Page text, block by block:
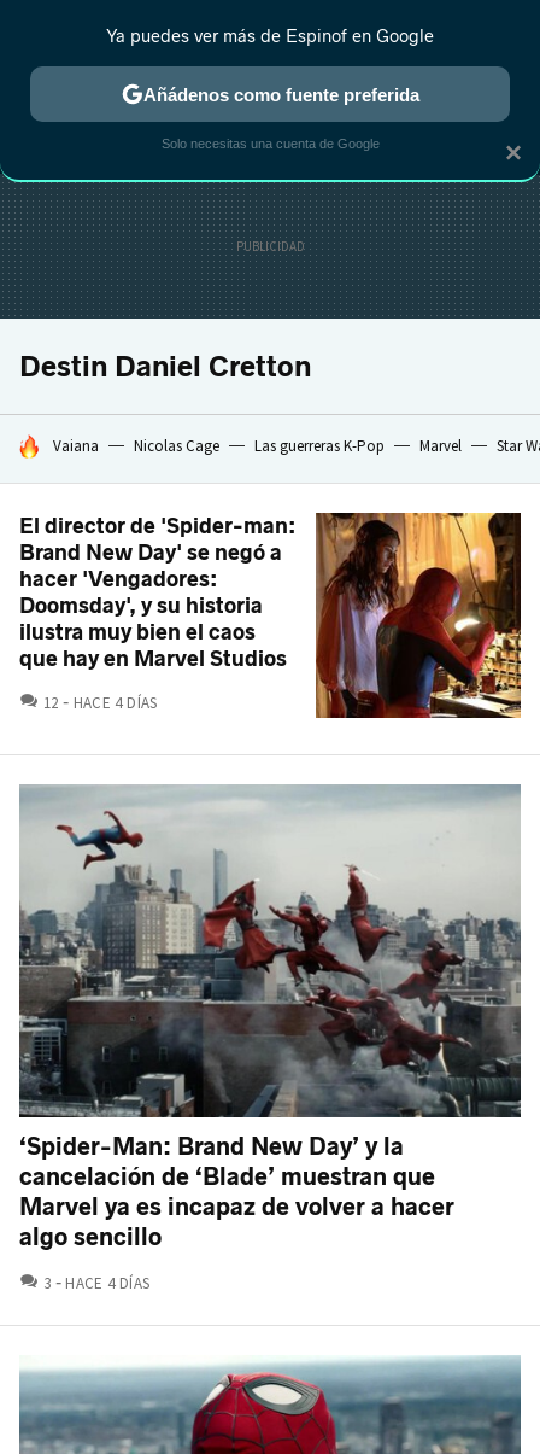
MENÚ NUEVO
ESTRENOS REALITY ANIME RANKINGS CINE
Destin Daniel Cretton
HOY SE HABLA DE
Vaiana Nicolas Cage Las guerreras K-Pop Marvel Star
El director de 'Spider-man:
Brand New Day' se negó a
hacer 'Vengadores:
Doomsday', y su historia
ilustra muy bien el caos
que hay en Marvel Studios
12 COMENTARIOS
HACE 4 DÍAS
‘Spider-Man: Brand New Day’ y la
cancelación de ‘Blade’ muestran que
Marvel ya es incapaz de volver a hacer
algo sencillo
3 COMENTARIOS
HACE 4 DÍAS
×
Ya puedes ver más de Espinof en Google
Añádenos como fuente preferida
Solo necesitas una cuenta de Google